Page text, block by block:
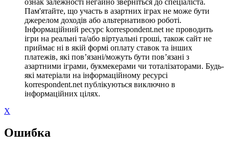
ознак залежності негайно зверніться до спеціаліста.
Пам'ятайте, що участь в азартних іграх не може бути
джерелом доходів або альтернативою роботі.
Інформаційний ресурс korrespondent.net не проводить
ігри на реальні та/або віртуальні гроші, також сайт не
приймає ні в якій формі оплату ставок та інших
платежів, які пов’язані/можуть бути пов’язані з
азартними іграми, букмекерами чи тоталізаторами. Будь-
які матеріали на інформаційному ресурсі
korrespondent.net публікуються виключно в
інформаційних цілях.
X
Ошибка